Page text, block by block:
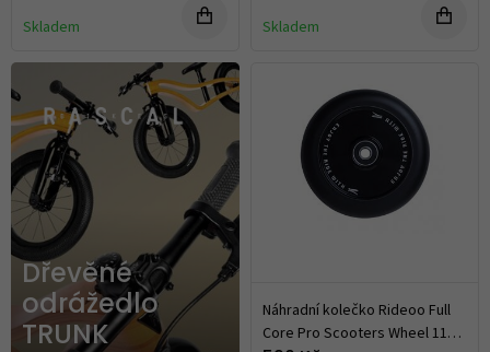
Skladem Skladem
Dřevěné
odrážedlo
TRUNK
Náhradní kolečko Rideoo Full
Core Pro Scooters Wheel 110